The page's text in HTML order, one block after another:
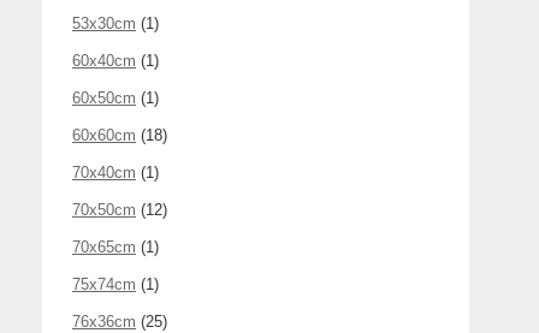
53x30cm (1)
60x40cm (1)
60x50cm (1)
60x60cm (18)
70x40cm (1)
70x50cm (12)
70x65cm (1)
75x74cm (1)
76x36cm (25)